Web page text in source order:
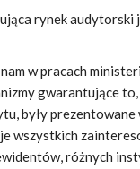
rynek audytorski
nam w pracach
gwarantujące
były
wszystkich
różnych